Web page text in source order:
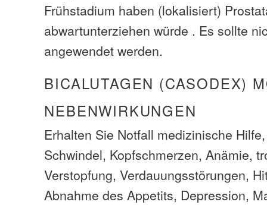
Frühstadium haben (lokalisiert)
abwartunterziehen würde . Es sollte
angewendet werden.
BICALUTAGEN (CASODEX)
NEBENWIRKUNGEN
Erhalten Sie Notfall medizinische
Schwindel, Kopfschmerzen, Anämie,
Verstopfung, Verdauungsstörungen,
Abnahme des Appetits, Depression,